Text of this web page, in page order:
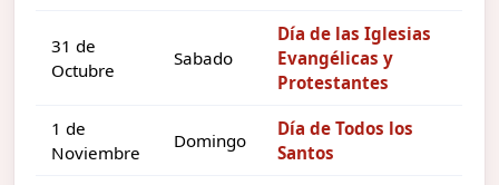
31 de
Octubre
Sabado
Día de las Iglesias
Evangélicas y
Protestantes
1 de
Noviembre
Domingo
Día de Todos los
Santos